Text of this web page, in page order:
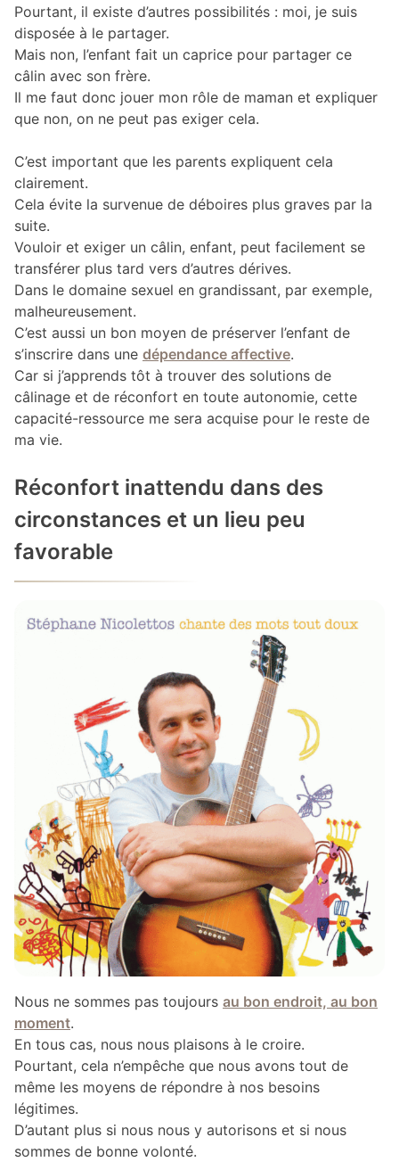
Pourtant, il existe d’autres possibilités : moi, je suis
disposée à le partager.
Mais non, l’enfant fait un caprice pour partager ce
câlin avec son frère.
Il me faut donc jouer mon rôle de maman et expliquer
que non, on ne peut pas exiger cela.
C’est important que les parents expliquent cela
clairement.
Cela évite la survenue de déboires plus graves par la
suite.
Vouloir et exiger un câlin, enfant, peut facilement se
transférer plus tard vers d’autres dérives.
Dans le domaine sexuel en grandissant, par exemple,
malheureusement.
C’est aussi un bon moyen de préserver l’enfant de
s’inscrire dans une dépendance affective.
Car si j’apprends tôt à trouver des solutions de
câlinage et de réconfort en toute autonomie, cette
capacité-ressource me sera acquise pour le reste de
ma vie.
Réconfort inattendu dans des
circonstances et un lieu peu
favorable
Nous ne sommes pas toujours au bon endroit, au bon
moment.
En tous cas, nous nous plaisons à le croire.
Pourtant, cela n’empêche que nous avons tout de
même les moyens de répondre à nos besoins
légitimes.
D’autant plus si nous nous y autorisons et si nous
sommes de bonne volonté.